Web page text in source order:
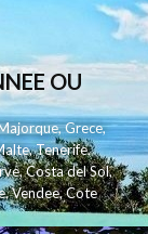
OU
,Grece,
,Tenerife,
,Costa del Sol,
,Vendee,Cote